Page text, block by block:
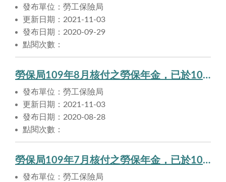
發布單位：勞工保險局
更新日期：2021-11-03
發布日期：2020-09-29
點閱次數：
勞保局109年8月核付之勞保年金，已於109年8月28日匯入申請人帳戶。
發布單位：勞工保險局
更新日期：2021-11-03
發布日期：2020-08-28
點閱次數：
勞保局109年7月核付之勞保年金，已於109年7月30日匯入申請人帳戶。
發布單位：勞工保險局